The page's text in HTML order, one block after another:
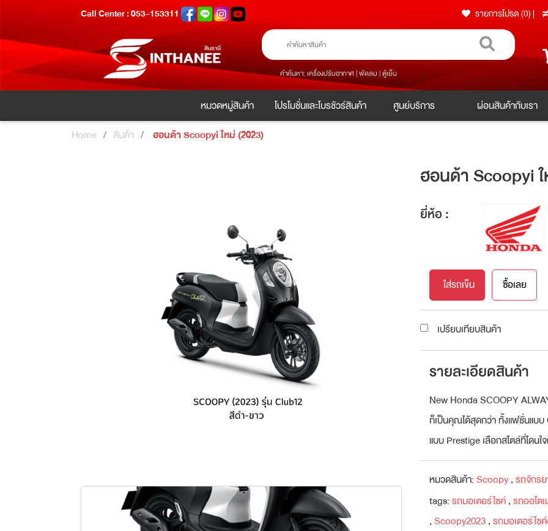
Call Center : 053-153311 รายการโปรด (0) |
คำค้นหา: เครื่องปรับอากาศ | พัดลม | ตู้เย็น
หมวดหมู่สินค้า โปรโมชั่นและโบรชัวร์สินค้า ศูนย์บริการ ผ่อนสินค้ากับเรา
Home สินค้า ฮอนด้า Scoopyi ใหม่ (2023)
ฮอนด้า Scoopyi
ยี่ห้อ :
ใส่รถเข็น ซื้อเลย
เปรียบเทียบสินค้า
รายละเอียดสินค้า
New Honda SCOOPY
ก็เป็นคุณได้สุดกว่า ทั้งแฟชั่นแบบ
แบบ Prestige เลือกสไตล์ที่โดนใ
หมวดสินค้า:Scoopy,รถจักร
tags:รถมอเตอร์ไซค์,รถออโต
,Scoopy2023,รถมอเตอร์ไซ